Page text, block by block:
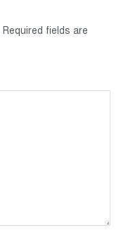
Required fields are